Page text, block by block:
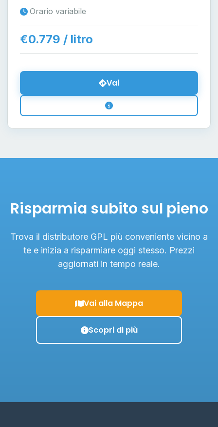
Orario variabile
€0.779 / litro
Vai
Risparmia subito sul pieno
Trova il distributore GPL più conveniente vicino a
te e inizia a risparmiare oggi stesso. Prezzi
aggiornati in tempo reale.
Vai alla Mappa
Scopri di più